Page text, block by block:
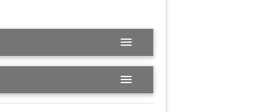
menu
menu